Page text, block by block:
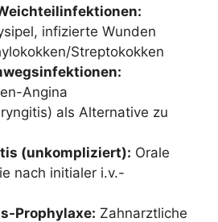
infizierte Wunden
Streptokokken
Angina
als Alternative zu
(unkompliziert): Orale
nach initialer i.v.-
Prophylaxe: Zahnarztliche